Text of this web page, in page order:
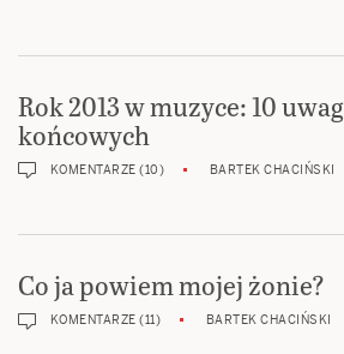
Rok 2013 w muzyce: 10 uwag
końcowych
KOMENTARZE (10) BARTEK CHACIŃSKI
Co ja powiem mojej żonie?
KOMENTARZE (11) BARTEK CHACIŃSKI